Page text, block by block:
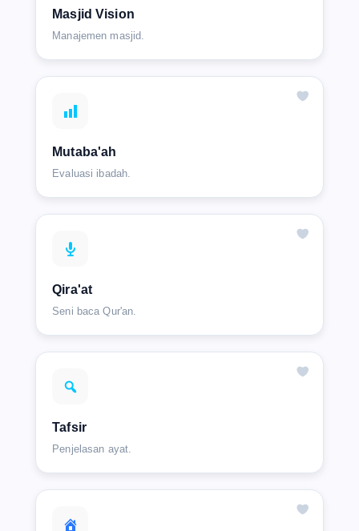
Masjid Vision
Manajemen masjid.
Mutaba'ah
Evaluasi ibadah.
Qira'at
Seni baca Qur'an.
Tafsir
Penjelasan ayat.